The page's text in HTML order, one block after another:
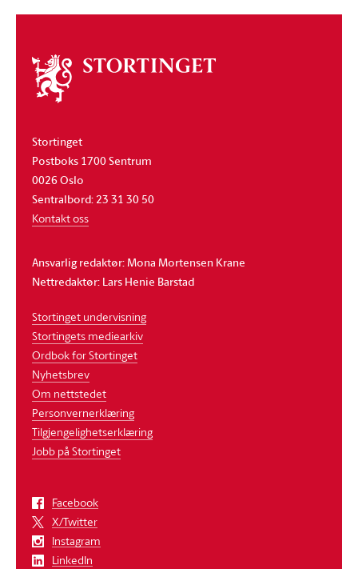
Om
stortinget
Stortinget
Postboks 1700 Sentrum
0026 Oslo
Sentralbord: 23 31 30 50
Kontakt oss
Ansvarlig redaktør: Mona Mortensen Krane
Nettredaktør: Lars Henie Barstad
Stortinget undervisning
Stortingets mediearkiv
Ordbok for Stortinget
Nyhetsbrev
Om nettstedet
Personvernerklæring
Tilgjengelighetserklæring
Jobb på Stortinget
Facebook
X/Twitter
Instagram
LinkedIn